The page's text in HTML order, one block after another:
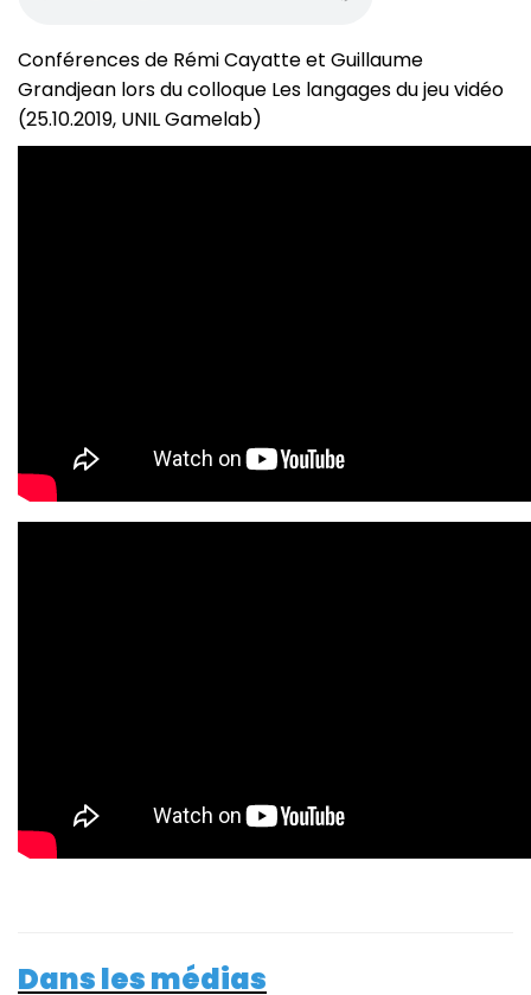
Conférences de Rémi Cayatte et Guillaume
Grandjean lors du colloque Les langages du jeu vidéo
(25.10.2019, UNIL Gamelab)
Dans les médias